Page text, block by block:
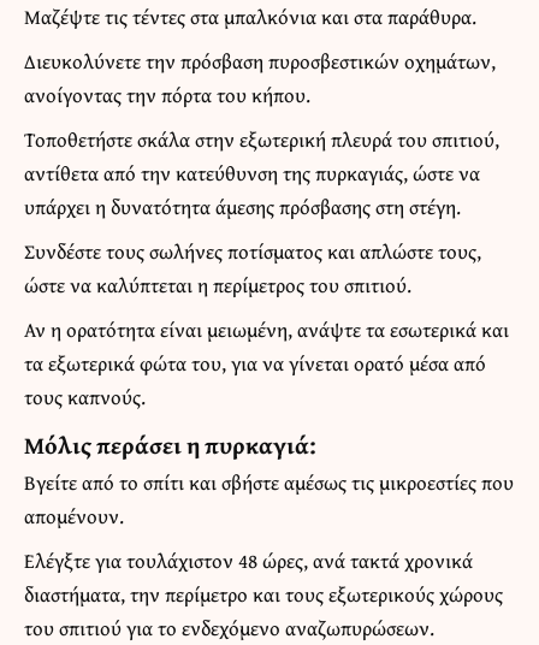
Μαζέψτε τις τέντες στα μπαλκόνια και στα παράθυρα.
Διευκολύνετε την πρόσβαση πυροσβεστικών οχημάτων,
ανοίγοντας την πόρτα του κήπου.
Τοποθετήστε σκάλα στην εξωτερική πλευρά του σπιτιού,
αντίθετα από την κατεύθυνση της πυρκαγιάς, ώστε να
υπάρχει η δυνατότητα άμεσης πρόσβασης στη στέγη.
Συνδέστε τους σωλήνες ποτίσματος και απλώστε τους,
ώστε να καλύπτεται η περίμετρος του σπιτιού.
Αν η ορατότητα είναι μειωμένη, ανάψτε τα εσωτερικά και
τα εξωτερικά φώτα του, για να γίνεται ορατό μέσα από
τους καπνούς.
Μόλις περάσει η πυρκαγιά:
Βγείτε από το σπίτι και σβήστε αμέσως τις μικροεστίες που
απομένουν.
Ελέγξτε για τουλάχιστον 48 ώρες, ανά τακτά χρονικά
διαστήματα, την περίμετρο και τους εξωτερικούς χώρους
του σπιτιού για το ενδεχόμενο αναζωπυρώσεων.